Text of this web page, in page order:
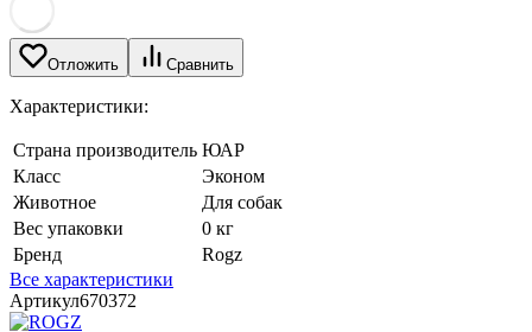
Отложить Сравнить
Характеристики:
Страна производитель ЮАР
Класс
Эконом
Животное
Для собак
Вес упаковки
0 кг
Бренд
Rogz
Все характеристики
Артикул670372